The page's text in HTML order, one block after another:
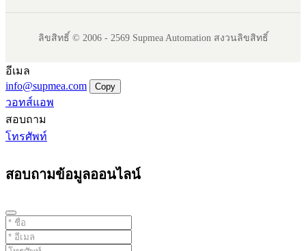
ลิขสิทธิ์ © 2006 - 2569 Supmea Automation สงวนลิขสิทธิ์
อีเมล
info@supmea.com
Copy
วอทส์แอพ
สอบถาม
โทรศัพท์
สอบถามข้อมูลออนไลน์